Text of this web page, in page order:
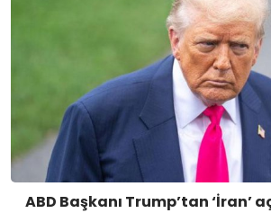
ABD Başkanı Trump’tan ‘İran’